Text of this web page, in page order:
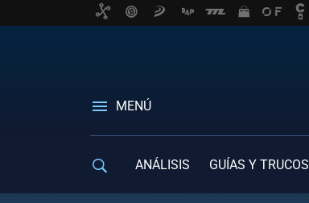
MENÚ
ANÁLISIS GUÍAS Y TRUCOS